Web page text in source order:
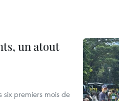
un atout
six premiers mois de